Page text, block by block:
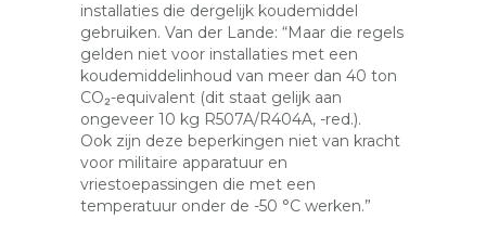
installaties die dergelijk koudemiddel
gebruiken. Van der Lande: “Maar die regels
gelden niet voor installaties met een
koudemiddelinhoud van meer dan 40 ton
CO₂-equivalent (dit staat gelijk aan
ongeveer 10 kg R507A/R404A, -red.).
Ook zijn deze beperkingen niet van kracht
voor militaire apparatuur en
vriestoepassingen die met een
temperatuur onder de -50 °C werken.”